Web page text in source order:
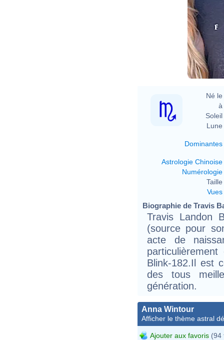
Né le
à
Soleil
Lune
Dominantes
Astrologie Chinoise
Numérologie
Taille
Vues
Biographie de Travis
Travis Landon
(source pour
acte de
Blink-182.Il est
des tous
génération.
Anna Wintour
Afficher le thème astral
Ajouter aux favoris (94